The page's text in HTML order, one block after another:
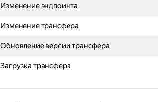
Изменение эндпоинта
Изменение трансфера
Обновление версии трансфера
Загрузка трансфера